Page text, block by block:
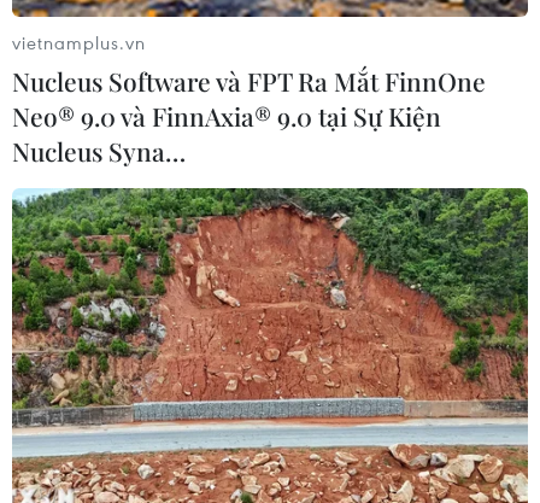
Afghanistan xác nhận hai thủ lĩnh Al
Qaeda bị tiêu diệt
27/10/2016 14:07
Cơ quan An ninh Quốc gia Afghanistan ngày 27/10 xác
nhận 2 thủ lĩnh nhóm phiến quân Al Qaeda ở nước này
đã bị tiêu diệt trong một cuộc tấn công bằng máy bay
không người lái của Mỹ.
vietnamplus.vn
Nucleus Software và FPT Ra Mắt FinnOne
Neo® 9.0 và FinnAxia® 9.0 tại Sự Kiện
Nucleus Syna…